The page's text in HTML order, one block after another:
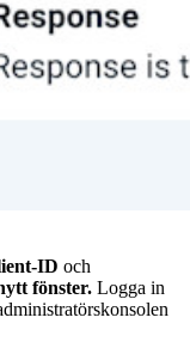
ID och
fönster. Logga in